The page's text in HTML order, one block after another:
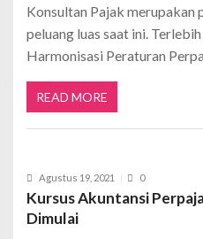
Konsultan Pajak merupakan
peluang luas saat ini.
Harmonisasi Peraturan
READ MORE
Agustus 19, 2021 0
Kursus Akuntansi
Dimulai